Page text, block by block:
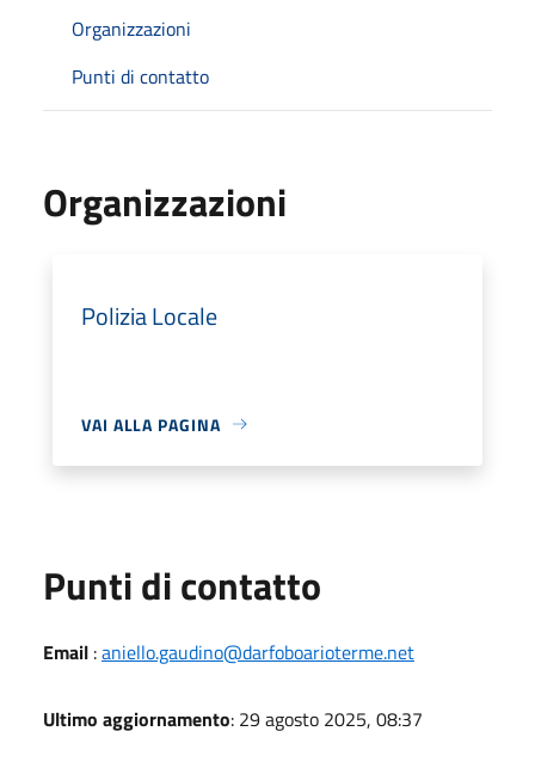
Organizzazioni
Punti di contatto
Organizzazioni
Polizia Locale
VAI ALLA PAGINA
Punti di contatto
Email :aniello.gaudino@darfoboarioterme.net
Ultimo aggiornamento: 29 agosto 2025, 08:37